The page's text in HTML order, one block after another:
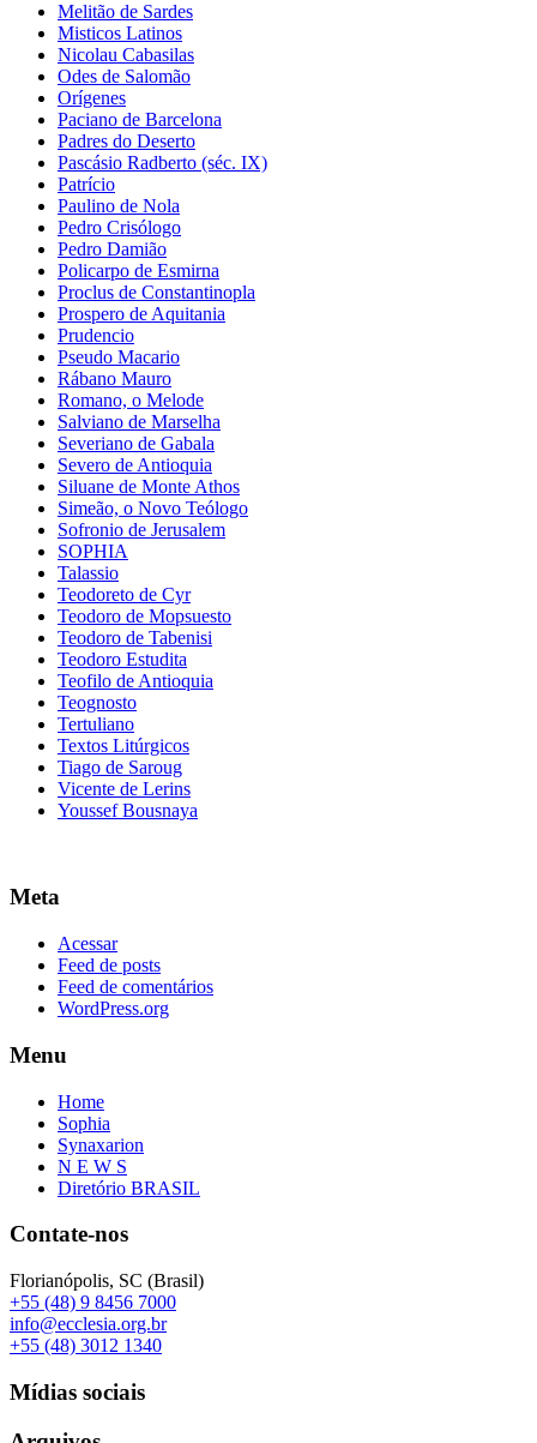
Melitão de Sardes
Misticos Latinos
Nicolau Cabasilas
Odes de Salomão
Orígenes
Paciano de Barcelona
Padres do Deserto
Pascásio Radberto (séc. IX)
Patrício
Paulino de Nola
Pedro Crisólogo
Pedro Damião
Policarpo de Esmirna
Proclus de Constantinopla
Prospero de Aquitania
Prudencio
Pseudo Macario
Rábano Mauro
Romano, o Melode
Salviano de Marselha
Severiano de Gabala
Severo de Antioquia
Siluane de Monte Athos
Simeão, o Novo Teólogo
Sofronio de Jerusalem
SOPHIA
Talassio
Teodoreto de Cyr
Teodoro de Mopsuesto
Teodoro de Tabenisi
Teodoro Estudita
Teofilo de Antioquia
Teognosto
Tertuliano
Textos Litúrgicos
Tiago de Saroug
Vicente de Lerins
Youssef Bousnaya
Meta
Acessar
Feed de posts
Feed de comentários
WordPress.org
Menu
Home
Sophia
Synaxarion
N E W S
Diretório BRASIL
Contate-nos
Florianópolis, SC (Brasil)
+55 (48) 9 8456 7000
info@ecclesia.org.br
+55 (48) 3012 1340
Mídias sociais